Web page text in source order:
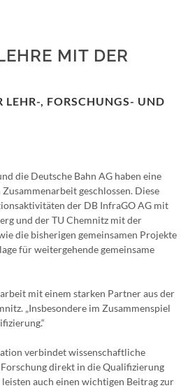
MIT DER
, FORSCHUNGS- UND
die Deutsche Bahn AG haben eine
geschlossen. Diese
der DB InfraGO AG mit
und der TU Chemnitz mit der
die bisherigen gemeinsamen Projekte
für weitergehende gemeinsame
mit einem starken Partner aus der
„Insbesondere im Zusammenspiel
verbindet wissenschaftliche
direkt in die Qualifizierung
auch einen wichtigen Beitrag zur